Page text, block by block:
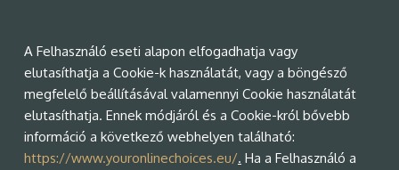
A Felhasználó eseti alapon elfogadhatja vagy
elutasíthatja a Cookie-k használatát, vagy a böngésző
megfelelő beállításával valamennyi Cookie használatát
elutasíthatja. Ennek módjáról és a Cookie-król bővebb
információ a következő webhelyen található:
https://www.youronlinechoices.eu/. Ha a Felhasználó a